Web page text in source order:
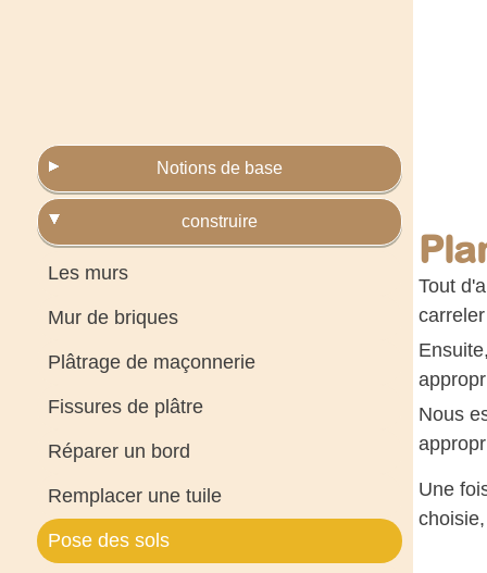
Notions de base
construire
Les murs
Mur de briques
Plâtrage de maçonnerie
Fissures de plâtre
Réparer un bord
Remplacer une tuile
Pose des sols
Tout
Nous
Une